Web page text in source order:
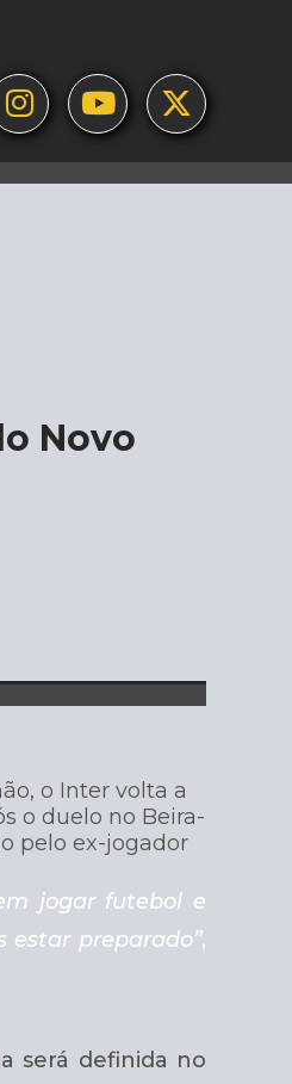
Novo
o Inter volta a
o duelo no Beira-
pelo ex-jogador
jogar futebol e
preparado”,
será definida no